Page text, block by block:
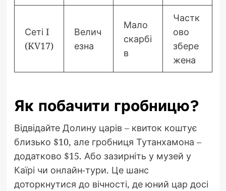
Сеті I
(KV17)
Велич
езна
Мало
скарбі
в
Частк
ово
збере
жена
Як побачити гробницю?
Відвідайте Долину царів – квиток коштує
близько $10, але гробниця Тутанхамона –
додатково $15. Або зазирніть у музей у
Каїрі чи онлайн-тури. Це шанс
доторкнутися до вічності, де юний цар досі